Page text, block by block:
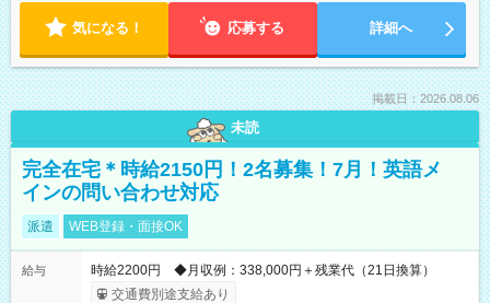
気になる！ 応募する 詳細へ
掲載日：2026.08.06
未読
完全在宅＊時給2150円！2名募集！7月！英語メ
インの問い合わせ対応
派遣 WEB登録・面接OK
給与
時給2200円 ◆月収例：338,000円＋残業代（21日換算）
交通費別途支給あり